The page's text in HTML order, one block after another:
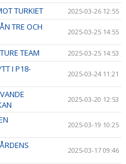
TURKIET 2025-03-26 12:55
TRE OCH
2025-03-25 14:55
TEAM 2025-03-25 14:53
I P18-
2025-03-24 11:21
2025-03-20 12:53
2025-03-19 10:25
2025-03-17 09:46